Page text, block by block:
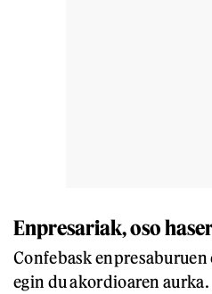
Enpresariak, oso
Confebask
egin du akordioaren aurka.